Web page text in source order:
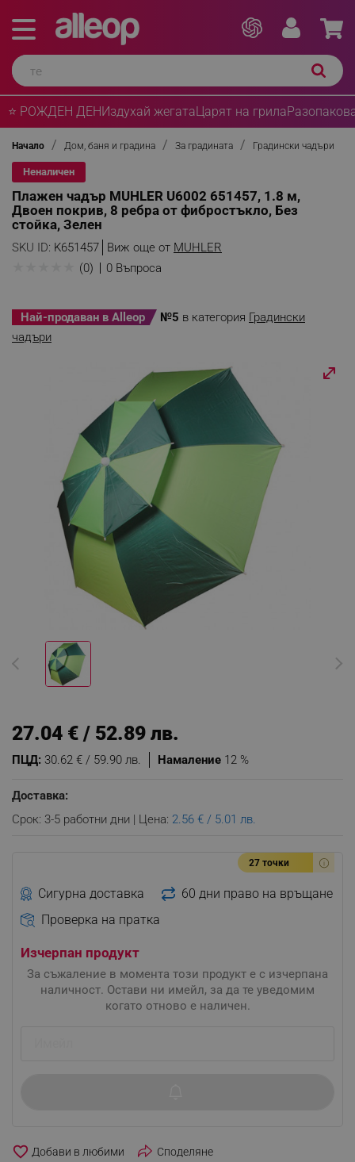
⭐ РОЖДЕН ДЕНИздухай жегатаЦарят на грила
Начало Дом, баня и градина За градината Градински чадъри
Неналичен
Плажен чадър MUHLER U6002 651457, 1.8 м,
Двоен покрив, 8 ребра от фибростъкло, Без
стойка, Зелен
SKU ID: K651457 Виж още от MUHLER
(0) 0 Въпроса
Най-продаван в Alleop №5 в категория Градински
чадъри
Намаление 12 %
ПЦД: 30.62 € / 59.90 лв.
27.04 € / 52.89 лв.
Доставка:
Срок: 3-5 работни дни | Цена: 2.56 € / 5.01 лв.
27 точки
Сигурна доставка
60 дни право на връщане
Проверка на пратка
Изчерпан продукт
За съжаление в момента този продукт е с изчерпана
наличност. Остави ни имейл, за да те уведомим
когато отново е наличен.
favorite_border Споделяне